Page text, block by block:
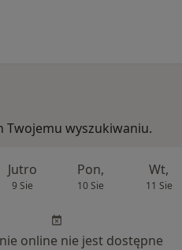
Twojemu wyszukiwaniu.
Jutro
9 Sie
Pon,
10 Sie
Wt,
11 Sie
online nie jest dostępne